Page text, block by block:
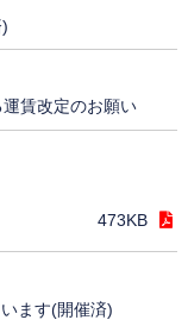
賃改定のお願い
473KB
ます(開催済)